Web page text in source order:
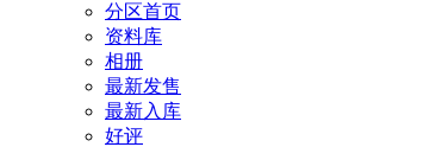
分区首页
资料库
相册
最新发售
最新入库
好评